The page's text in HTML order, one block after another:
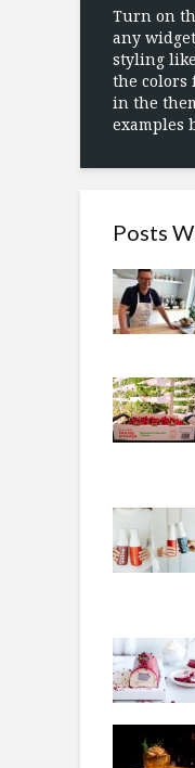
Turn on
any
styling
the colors
in the
examples
Posts